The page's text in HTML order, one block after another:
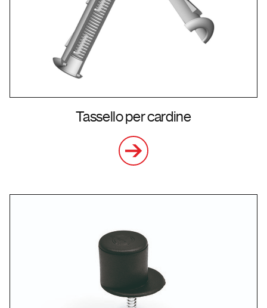
Tassello per cardine